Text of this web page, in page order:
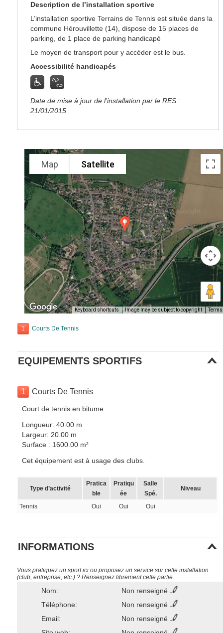
Description de l’installation sportive
L’installation sportive Terrains de Tennis est située dans la
commune Hérouvillette (14), dispose de 15 places de
parking, de 1 place de parking handicapé
Le moyen de transport pour y accéder est le bus.
Accessibilité handicapés
Date de mise à jour de l’installation par le RES :
21/01/2015
Map Satellite
Keyboard shortcuts Image may be subject to copyright Terms
1 Courts De Tennis
EQUIPEMENTS SPORTIFS
1 Courts De Tennis
Court de tennis en bitume
Longueur: 40.00 m
Largeur: 20.00 m
Surface : 1600.00 m²
Cet équipement est à usage des clubs.
Type d’activité
Pratica
ble
Pratiqu
ée
Salle
Spé.
Niveau
Tennis Oui Oui Oui
INFORMATIONS
Vous pratiquez un sport ici ou proposez un service sur cette installation
(club, entreprise, etc.) ? Renseignez librement cette partie.
Nom:
Non renseigné
Téléphone:
Non renseigné
Email:
Non renseigné